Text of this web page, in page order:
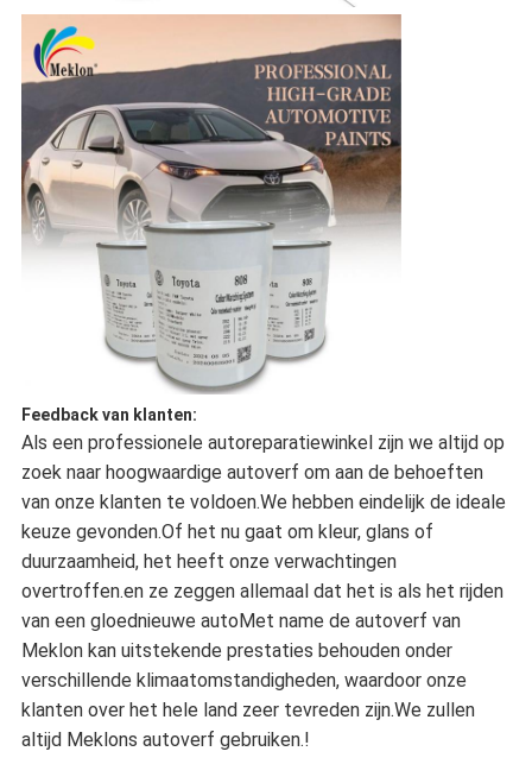
Feedback van klanten:
Als een professionele autoreparatiewinkel zijn we altijd op
zoek naar hoogwaardige autoverf om aan de behoeften
van onze klanten te voldoen.We hebben eindelijk de ideale
keuze gevonden.Of het nu gaat om kleur, glans of
duurzaamheid, het heeft onze verwachtingen
overtroffen.en ze zeggen allemaal dat het is als het rijden
van een gloednieuwe autoMet name de autoverf van
Meklon kan uitstekende prestaties behouden onder
verschillende klimaatomstandigheden, waardoor onze
klanten over het hele land zeer tevreden zijn.We zullen
altijd Meklons autoverf gebruiken.!